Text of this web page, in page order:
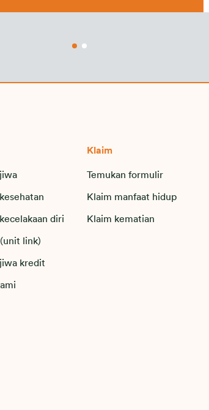
diri
(unit link)
kredit
Klaim
Temukan formulir
Klaim manfaat hidup
Klaim kematian